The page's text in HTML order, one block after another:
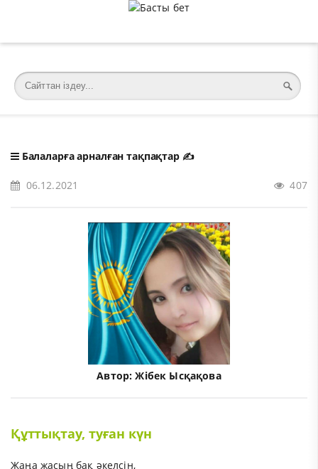
Балаларға арналған тақпақтар✍️
06.12.2021 407
Автор:Жібек Ысқақова
Құттықтау, туған күн
Жаңа жасың бақ әкелсін,